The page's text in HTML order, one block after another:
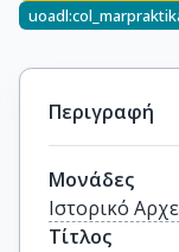
Περιγραφή
Μονάδες
Ιστορικό
Τίτλος